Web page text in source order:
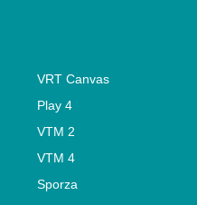
VRT Canvas
Play 4
VTM 2
VTM 4
Sporza